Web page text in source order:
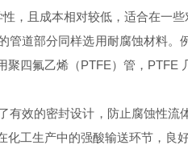
，且成本相对较低，适合在一
道部分同样选用耐腐蚀材料。
聚四氟乙烯（PTFE）管，
效的密封设计，防止腐蚀性流
化工生产中的强酸输送环节，良